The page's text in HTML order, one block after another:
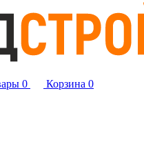
0 Корзина 0